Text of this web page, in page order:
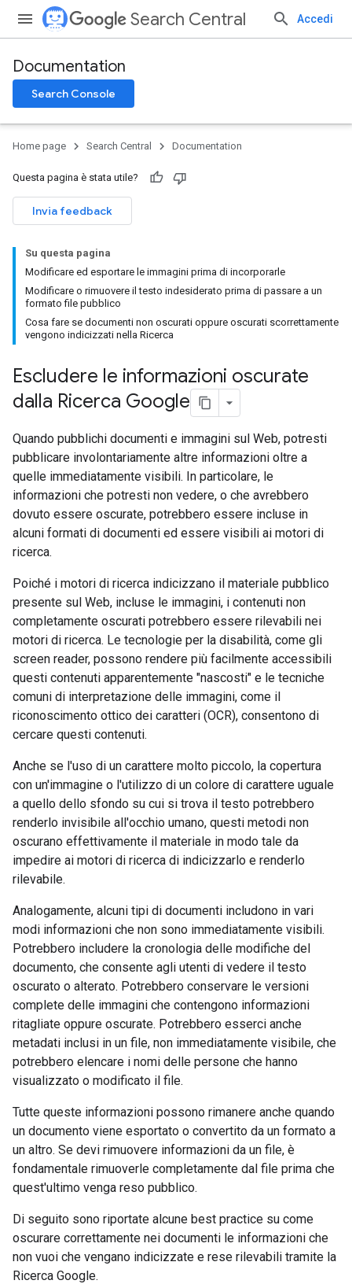
Search Central Accedi
Documentation
Search Console
Home page Search Central Documentation
Questa pagina è stata utile?
Invia feedback
Su questa pagina
Modificare ed esportare le immagini prima di incorporarle
Modificare o rimuovere il testo indesiderato prima di passare a un
formato file pubblico
Cosa fare se documenti non oscurati oppure oscurati scorrettamente
vengono indicizzati nella Ricerca
Escludere le informazioni oscurate
dalla Ricerca Google
Quando pubblichi documenti e immagini sul Web, potresti
pubblicare involontariamente altre informazioni oltre a
quelle immediatamente visibili. In particolare, le
informazioni che potresti non vedere, o che avrebbero
dovuto essere oscurate, potrebbero essere incluse in
alcuni formati di documenti ed essere visibili ai motori di
ricerca.
Poiché i motori di ricerca indicizzano il materiale pubblico
presente sul Web, incluse le immagini, i contenuti non
completamente oscurati potrebbero essere rilevabili nei
motori di ricerca. Le tecnologie per la disabilità, come gli
screen reader, possono rendere più facilmente accessibili
questi contenuti apparentemente "nascosti" e le tecniche
comuni di interpretazione delle immagini, come il
riconoscimento ottico dei caratteri (OCR), consentono di
cercare questi contenuti.
Anche se l'uso di un carattere molto piccolo, la copertura
con un'immagine o l'utilizzo di un colore di carattere uguale
a quello dello sfondo su cui si trova il testo potrebbero
renderlo invisibile all'occhio umano, questi metodi non
oscurano effettivamente il materiale in modo tale da
impedire ai motori di ricerca di indicizzarlo e renderlo
rilevabile.
Analogamente, alcuni tipi di documenti includono in vari
modi informazioni che non sono immediatamente visibili.
Potrebbero includere la cronologia delle modifiche del
documento, che consente agli utenti di vedere il testo
oscurato o alterato. Potrebbero conservare le versioni
complete delle immagini che contengono informazioni
ritagliate oppure oscurate. Potrebbero esserci anche
metadati inclusi in un file, non immediatamente visibile, che
potrebbero elencare i nomi delle persone che hanno
visualizzato o modificato il file.
Tutte queste informazioni possono rimanere anche quando
un documento viene esportato o convertito da un formato a
un altro. Se devi rimuovere informazioni da un file, è
fondamentale rimuoverle completamente dal file prima che
quest'ultimo venga reso pubblico.
Di seguito sono riportate alcune best practice su come
oscurare correttamente nei documenti le informazioni che
non vuoi che vengano indicizzate e rese rilevabili tramite la
Ricerca Google.